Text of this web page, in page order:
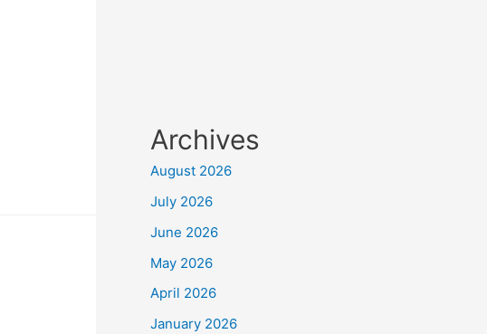
Archives
August 2026
July 2026
June 2026
May 2026
April 2026
January 2026